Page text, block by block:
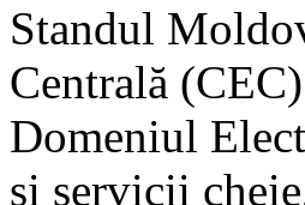
Standul
Centrală
Domeniul
şi servicii